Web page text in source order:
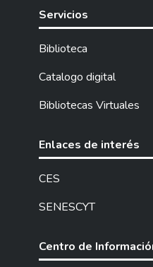
Servicios
Biblioteca
Catalogo digital
Bibliotecas Virtuales
Enlaces de interés
CES
SENESCYT
Centro de